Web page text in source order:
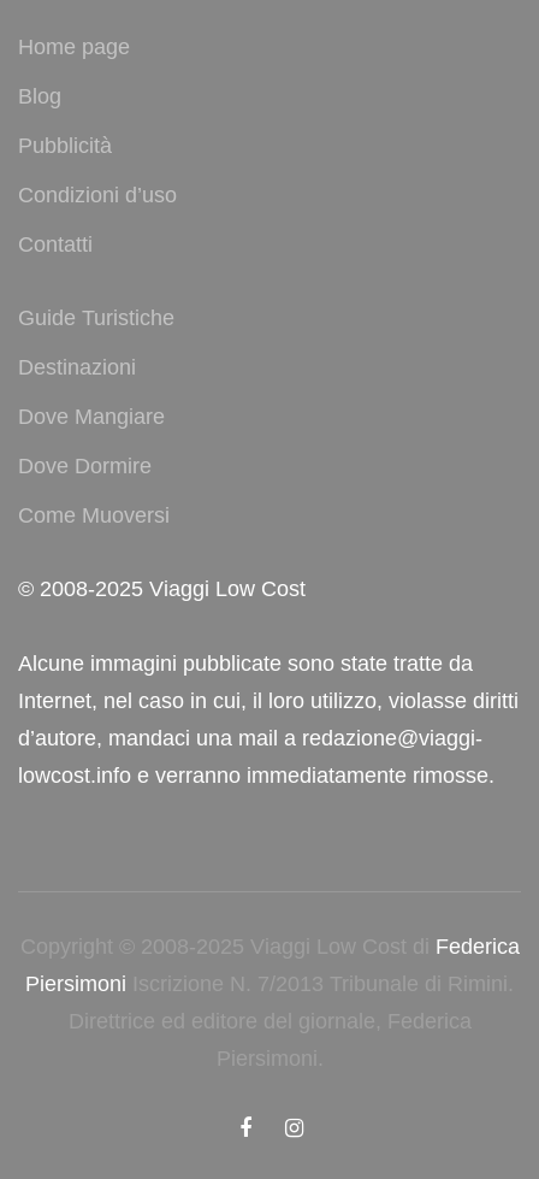
Home page
Blog
Pubblicità
Condizioni d’uso
Contatti
Guide Turistiche
Destinazioni
Dove Mangiare
Dove Dormire
Come Muoversi
© 2008-2025 Viaggi Low Cost
Alcune immagini pubblicate sono state tratte da
Internet, nel caso in cui, il loro utilizzo, violasse diritti
d’autore, mandaci una mail a redazione@viaggi-
lowcost.info e verranno immediatamente rimosse.
Copyright © 2008-2025 Viaggi Low Cost di Federica
Piersimoni Iscrizione N. 7/2013 Tribunale di Rimini.
Direttrice ed editore del giornale, Federica
Piersimoni.